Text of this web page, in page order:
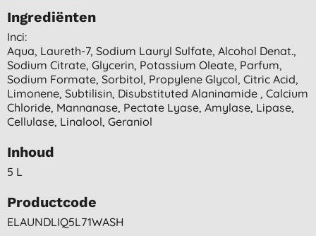
Ingrediënten
Inci:
Aqua, Laureth-7, Sodium Lauryl Sulfate, Alcohol Denat.,
Sodium Citrate, Glycerin, Potassium Oleate, Parfum,
Sodium Formate, Sorbitol, Propylene Glycol, Citric Acid,
Limonene, Subtilisin, Disubstituted Alaninamide , Calcium
Chloride, Mannanase, Pectate Lyase, Amylase, Lipase,
Cellulase, Linalool, Geraniol
Inhoud
5 L
Productcode
ELAUNDLIQ5L71WASH